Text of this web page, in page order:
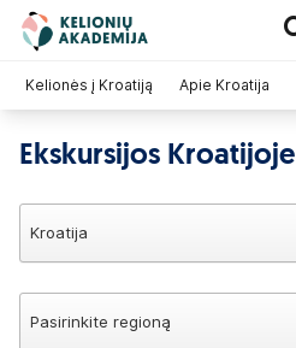
Kelionės į Kroatiją Apie Kroatija
Ekskursijos Kroatijoje
Kroatija
Pasirinkite regioną